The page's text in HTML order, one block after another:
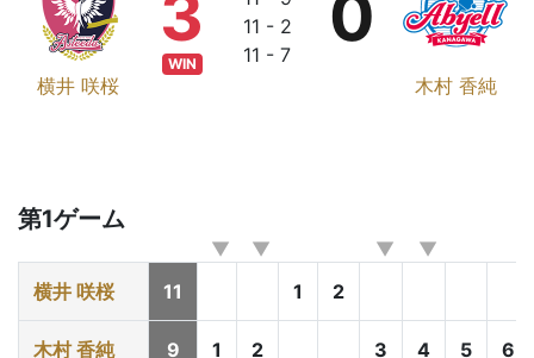
横井 咲桜
3
WIN
11 - 2
11 - 7
木村 香純
0
第1ゲーム
横井 咲桜 11 1 2
木村 香純 9 1 2 3 4 5 6